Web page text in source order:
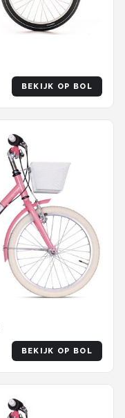
BEKIJK OP BOL
BEKIJK OP BOL